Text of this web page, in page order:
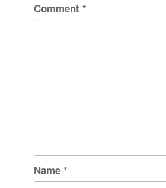
Comment *
Name *